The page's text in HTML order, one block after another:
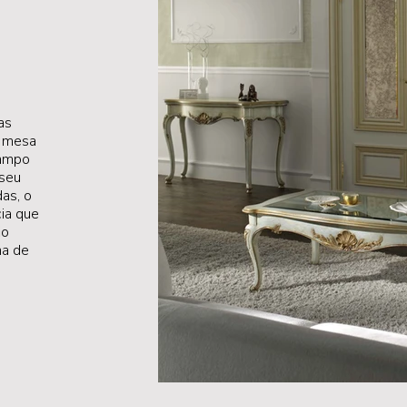
o
que
de